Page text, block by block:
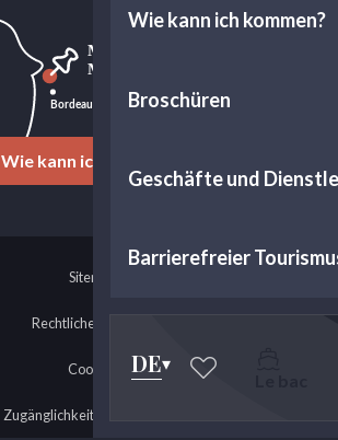
Wie kann ich kommen?
Broschüren
Geschäfte und
Barrierefreier
DE
Wie kann ich kommen?
Sitemap
Rechtliche Hinweise
Cookies
Zugänglichkeit: nicht konform